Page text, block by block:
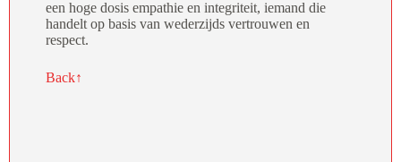
een hoge dosis empathie en integriteit, iemand die
handelt op basis van wederzijds vertrouwen en
respect.
Back↑